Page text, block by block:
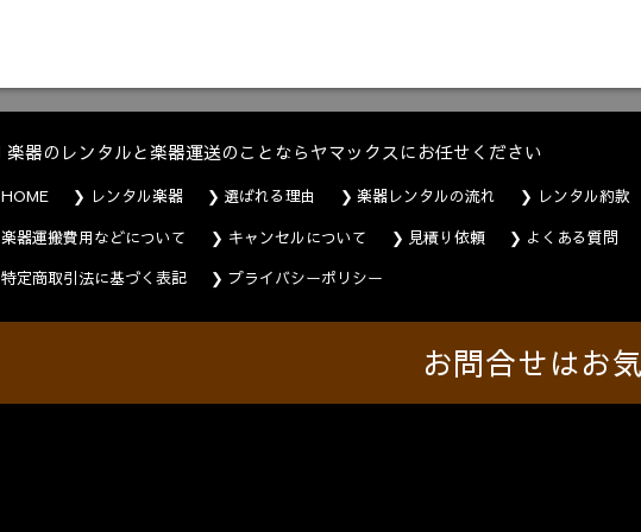
楽器のレンタルと楽器運送のことならヤマックスにお任せください
HOME レンタル楽器 選ばれる理由 楽器レンタルの流れ
レンタル約款
楽器運搬費用などについて
キャンセルについて 見積り依頼
よくある質問
特定商取引法に基づく表記
プライバシーポリシー
お問合せはお